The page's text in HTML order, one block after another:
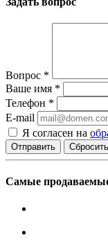
Вопрос *
Ваше имя *
Телефон *
E-mail
Я согласен на
Сбросить
Самые